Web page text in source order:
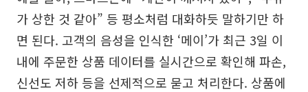
가 상한 것 같아” 등 평소처럼 대화하듯 말하기만 하
면 된다. 고객의 음성을 인식한 ‘메이’가 최근 3일 이
내에 주문한 상품 데이터를 실시간으로 확인해 파손,
신선도 저하 등을 선제적으로 묻고 처리한다. 상품에